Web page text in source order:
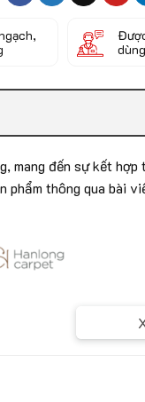
mang đến sự kết
phẩm thông qua bài